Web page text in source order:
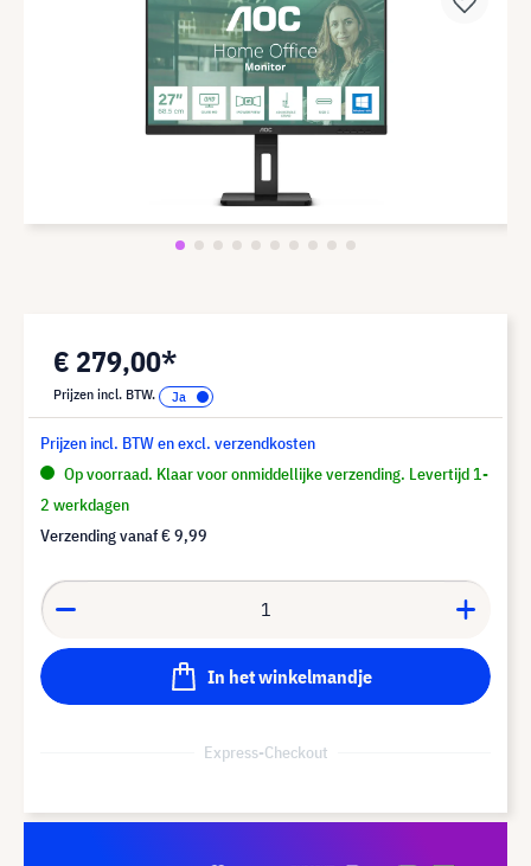
€ 279,00*
Prijzen incl. BTW.
Prijzen incl. BTW en excl. verzendkosten
Op voorraad. Klaar voor onmiddellijke verzending. Levertijd 1-
2 werkdagen
Verzending vanaf€ 9,99
In het winkelmandje
Express-Checkout